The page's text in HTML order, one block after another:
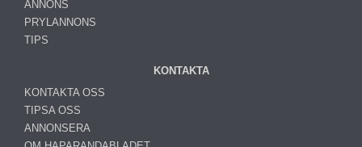
ANNONS
PRYLANNONS
TIPS
KONTAKTA
KONTAKTA OSS
TIPSA OSS
ANNONSERA